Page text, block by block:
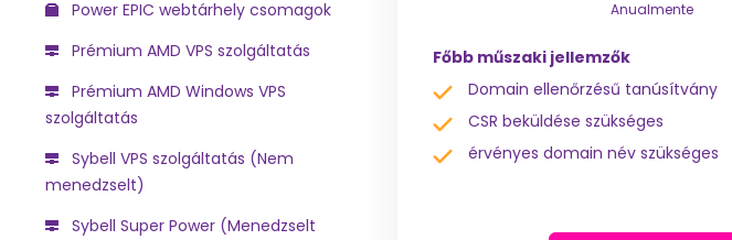
Power EPIC webtárhely csomagok
Prémium AMD VPS szolgáltatás
Prémium AMD Windows VPS
szolgáltatás
Sybell VPS szolgáltatás (Nem
menedzselt)
Sybell Super Power (Menedzselt
Anualmente
Főbb műszaki jellemzők
Domain ellenőrzésű tanúsítvány
CSR beküldése szükséges
érvényes domain név szükséges